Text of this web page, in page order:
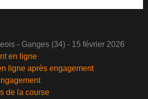
- Ganges (34) - 15 février 2026
en ligne
ligne après engagement
de la course